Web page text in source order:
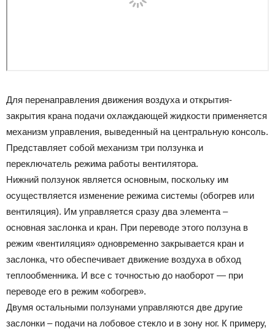
Для перенаправления движения воздуха и открытия-
закрытия крана подачи охлаждающей жидкости применяется
механизм управления, выведенный на центральную консоль.
Представляет собой механизм три ползунка и
переключатель режима работы вентилятора.
Нижний ползунок является основным, поскольку им
осуществляется изменение режима системы (обогрев или
вентиляция). Им управляется сразу два элемента –
основная заслонка и кран. При переводе этого ползуна в
режим «вентиляция» одновременно закрывается кран и
заслонка, что обеспечивает движение воздуха в обход
теплообменника. И все с точностью до наоборот — при
переводе его в режим «обогрев».
Двумя остальными ползунами управляются две другие
заслонки – подачи на лобовое стекло и в зону ног. К примеру,